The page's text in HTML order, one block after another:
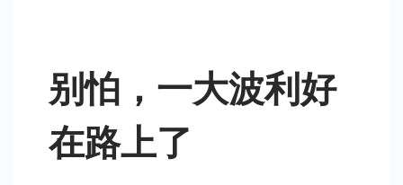
别怕，一大波利好
在路上了